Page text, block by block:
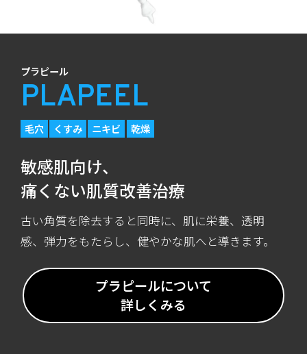
プラピール
PLAPEEL
毛穴 くすみ ニキビ 乾燥
敏感肌向け、
痛くない肌質改善治療
古い角質を除去すると同時に、肌に栄養、透明
感、弾力をもたらし、健やかな肌へと導きます。
プラピールについて
詳しくみる